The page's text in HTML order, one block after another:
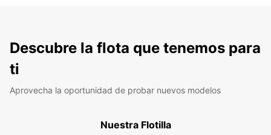
Descubre la flota que tenemos para
ti
Aprovecha la oportunidad de probar nuevos modelos
Nuestra Flotilla